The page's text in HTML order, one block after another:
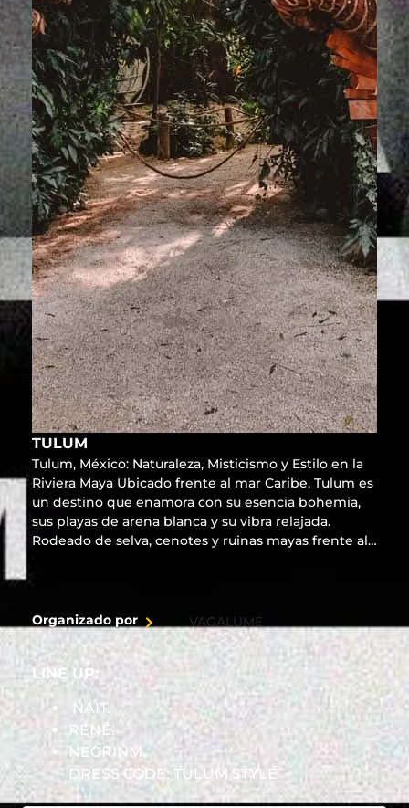
TULUM
Tulum, México: Naturaleza, Misticismo y Estilo en la
Riviera Maya Ubicado frente al mar Caribe, Tulum es
un destino que enamora con su esencia bohemia,
sus playas de arena blanca y su vibra relajada.
Rodeado de selva, cenotes y ruinas mayas frente al
yoga al amanecer o cenas bajo las estrellas, Tulum
es sinónimo de estilo consciente y lujo descalzo.
Ideal para escapadas románticas, viajes de bienestar
o aventuras con alma. Auténtico, chic y espiritual,
Tulum es el rincón más inspirador de la Riviera
Maya. ¡Vívelo a tu manera!
Organizado por VAGALUME
LINE UP:
NAIT.
RENÊ.
NEGRINM.
DRESS CODE: TULUM STYLE